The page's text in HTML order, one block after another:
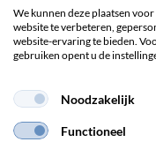
Dag
We kunnen deze plaatsen
website te verbeteren,
website-ervaring te bieden.
gebruiken opent u de
Noodzakelijk
Functioneel